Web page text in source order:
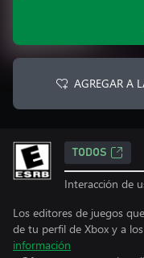
AGREGAR A
TODOS
Interacción de
Los editores de juegos
de tu perfil de Xbox y a
información